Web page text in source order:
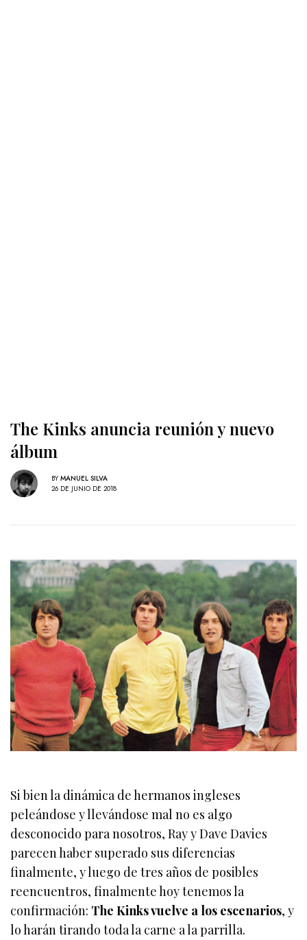
The Kinks anuncia reunión y nuevo
álbum
BY MANUEL SILVA
26 DE JUNIO DE 2018
Si bien la dinámica de hermanos ingleses
peleándose y llevándose mal no es algo
desconocido para nosotros, Ray y Dave Davies
parecen haber superado sus diferencias
finalmente, y luego de tres años de posibles
reencuentros, finalmente hoy tenemos la
confirmación: The Kinks vuelve a los escenarios, y
lo harán tirando toda la carne a la parrilla.